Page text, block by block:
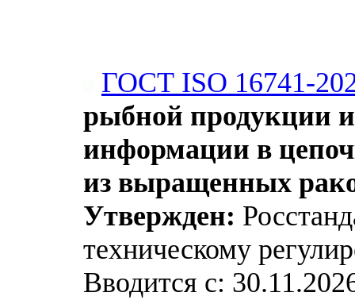
ГОСТ ISO 16741-
рыбной продукции
информации в
из выращенных
Утвержден:
техническому
Вводится с: